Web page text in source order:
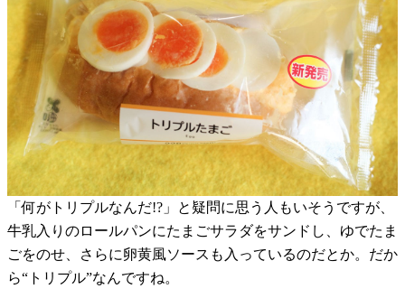
「何がトリプルなんだ!?」と疑問に思う人もいそうですが、
牛乳入りのロールパンにたまごサラダをサンドし、ゆでたま
ごをのせ、さらに卵黄風ソースも入っているのだとか。だか
ら“トリプル”なんですね。